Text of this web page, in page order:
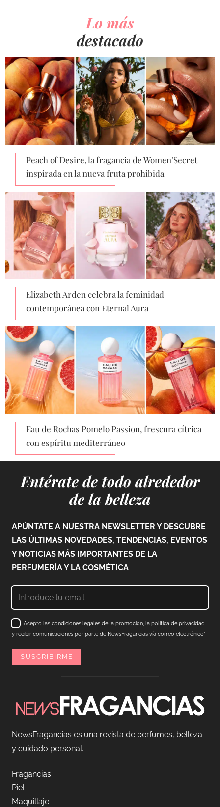
Lo más
destacado
Peach of Desire, la fragancia de Women’Secret
inspirada en la nueva fruta prohibida
Elizabeth Arden celebra la feminidad
contemporánea con Eternal Aura
Eau de Rochas Pomelo Passion, frescura cítrica
con espíritu mediterráneo
Entérate de todo alrededor
de la belleza
APÚNTATE A NUESTRA NEWSLETTER Y DESCUBRE
LAS ÚLTIMAS NOVEDADES, TENDENCIAS, EVENTOS
Y NOTICIAS MÁS IMPORTANTES DE LA
PERFUMERÍA Y LA COSMÉTICA
Acepto las condiciones legales de la promoción, la política de privacidad
y recibir comunicaciones por parte de NewsFragancias vía correo electrónico*
NewsFragancias es una revista de perfumes, belleza
y cuidado personal.
Fragancias
Piel
Maquillaje